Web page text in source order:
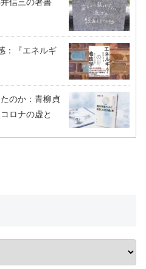
：『エネルギ
のか：青柳貞
ロナの虚と